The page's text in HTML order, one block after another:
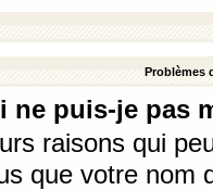
Problèmes
ne puis-je pas
raisons qui
que votre nom